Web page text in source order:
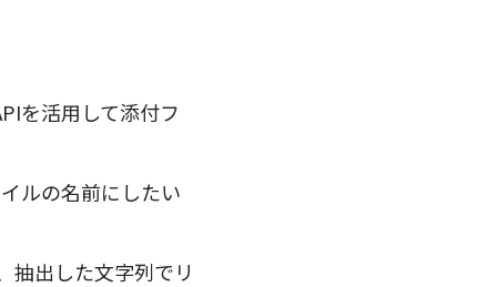
を活用して添付フ
ルの名前にしたい
抽出した文字列でリ